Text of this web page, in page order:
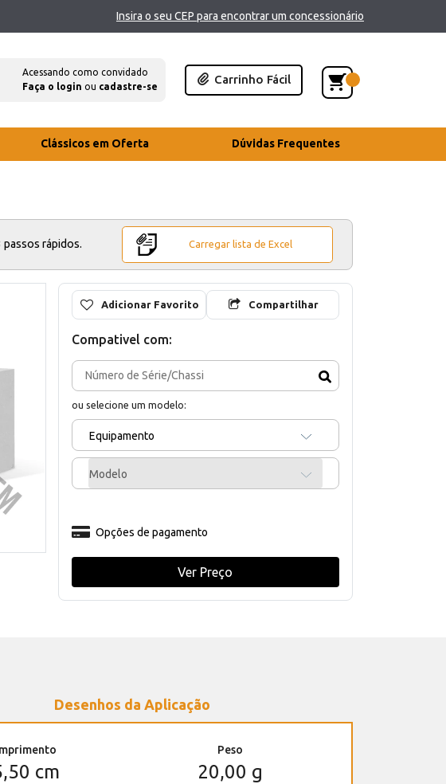
Insira o seu CEP para encontrar um concessionário
Acessando como convidado
Faça o login ou cadastre-se
Carrinho Fácil
Clássicos em Oferta Dúvidas Frequentes
passos rápidos. Carregar lista de Excel
Adicionar Favorito Compartilhar
Compativel com:
ou selecione um modelo:
Equipamento
Modelo
Opções de pagamento
Ver Preço
Desenhos da Aplicação
cm
Peso
20,00 g